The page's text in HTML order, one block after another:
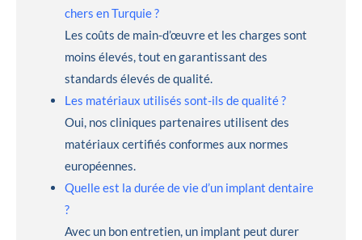
chers en Turquie ?
Les coûts de main-d’œuvre et les charges sont
moins élevés, tout en garantissant des
standards élevés de qualité.
Les matériaux utilisés sont-ils de qualité ?
Oui, nos cliniques partenaires utilisent des
matériaux certifiés conformes aux normes
européennes.
Quelle est la durée de vie d’un implant dentaire
?
Avec un bon entretien, un implant peut durer